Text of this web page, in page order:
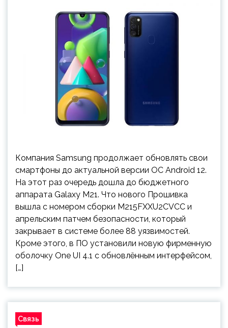
Компания Samsung продолжает обновлять свои
смартфоны до актуальной версии ОС Android 12.
На этот раз очередь дошла до бюджетного
аппарата Galaxy M21. Что нового Прошивка
вышла с номером сборки M215FXXU2CVCC и
апрельским патчем безопасности, который
закрывает в системе более 88 уязвимостей.
Кроме этого, в ПО установили новую фирменную
оболочку One UI 4.1 с обновлённым интерфейсом,
[…]
Связь